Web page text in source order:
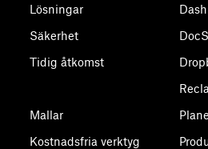
Lösningar
Säkerhet
Tidig åtkomst
Mallar
Kostnadsfria verktyg
Dash